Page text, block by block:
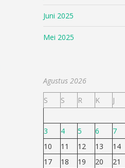
Juni 2025
Mei 2025
Agustus 2026
S
S R K J
3
4 5 6 7
10
11 12 13 14
17
18 19 20 21